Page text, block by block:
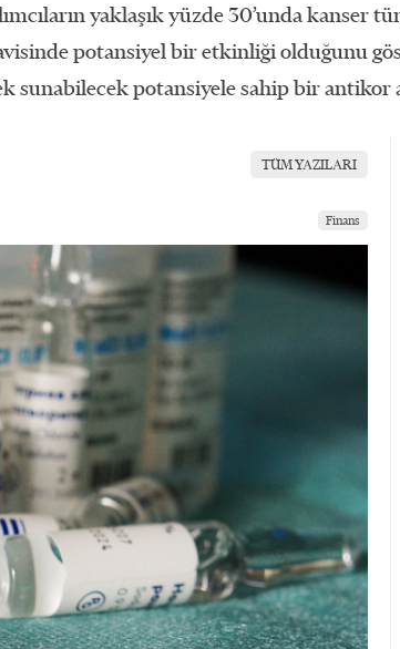
yaklaşık yüzde 30’unda
potansiyel bir etkinliği olduğunu
potansiyele sahip bir antikor
TÜM YAZILARI
Finans